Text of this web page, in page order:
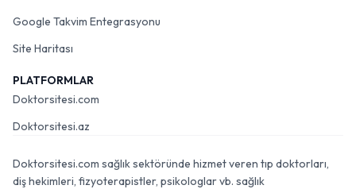
Google Takvim Entegrasyonu
Site Haritası
PLATFORMLAR
Doktorsitesi.com
Doktorsitesi.az
Doktorsitesi.com sağlık sektöründe hizmet veren tıp doktorları,
diş hekimleri, fizyoterapistler, psikologlar vb. sağlık